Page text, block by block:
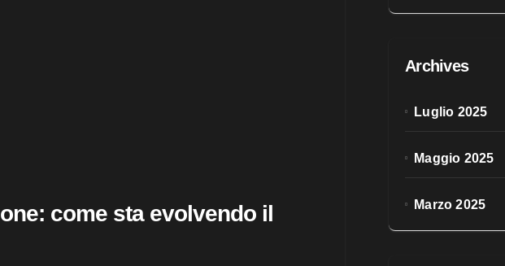
come sta evolvendo il
Archives
Luglio 2025
Maggio 2025
Marzo 2025